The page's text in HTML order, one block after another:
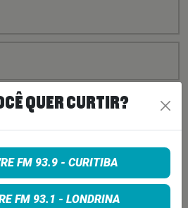
QUER CURTIR?
FM 93.9 - CURITIBA
FM 93.1 - LONDRINA